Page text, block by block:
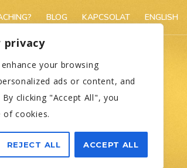
privacy
your browsing
ads or content, and
clicking "Accept All", you
of cookies.
REJECT ALL ACCEPT ALL
BLOG KAPCSOLAT ENGLISH